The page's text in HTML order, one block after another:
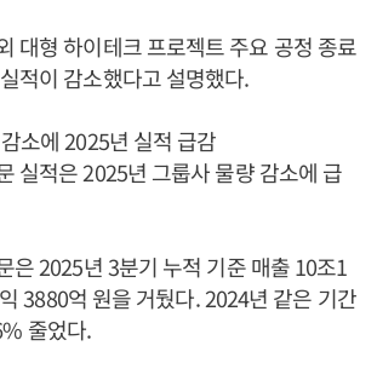
대형 하이테크 프로젝트 주요 공정 종료
적이 감소했다고 설명했다.
소에 2025년 실적 급감
실적은 2025년 그룹사 물량 감소에 급
은 2025년 3분기 누적 기준 매출 10조1
3880억 원을 거뒀다. 2024년 같은 기간
줄었다.